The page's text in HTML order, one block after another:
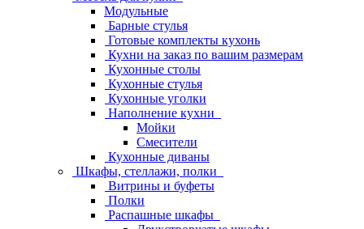
Модульные
Барные стулья
Готовые комплекты кухонь
Кухни на заказ по вашим размерам
Кухонные столы
Кухонные стулья
Кухонные уголки
Наполнение кухни
Мойки
Смесители
Кухонные диваны
Шкафы, стеллажи, полки
Витрины и буфеты
Полки
Распашные шкафы